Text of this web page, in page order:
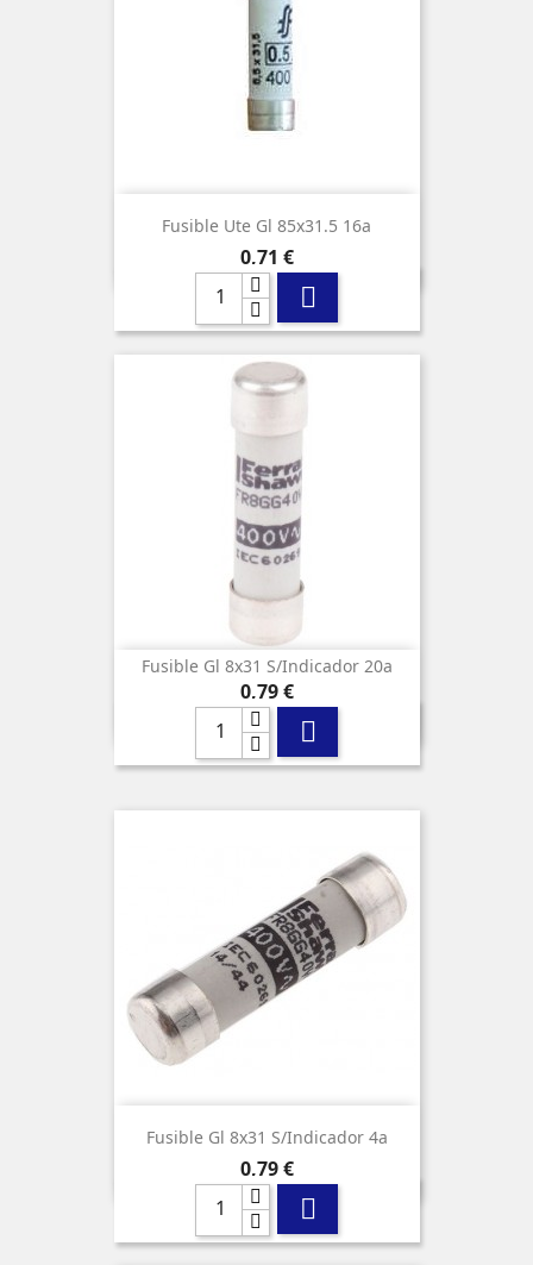
Fusible Ute Gl 85x31.5 16a
Precio
0,71 €

Fusible Gl 8x31 S/indicador 20a
Precio
0,79 €

Fusible Gl 8x31 S/indicador 4a
Precio
0,79 €
